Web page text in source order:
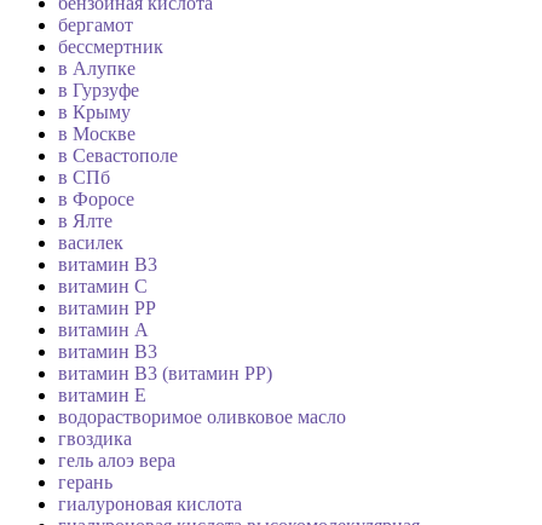
бергамот
бессмертник
в Алупке
в Гурзуфе
в Крыму
в Москве
в Севастополе
в СПб
в Форосе
в Ялте
василек
витамин B3
витамин C
витамин PP
витамин А
витамин В3
витамин В3 (витамин РР)
витамин Е
водорастворимое оливковое масло
гвоздика
гель алоэ вера
герань
гиалуроновая кислота